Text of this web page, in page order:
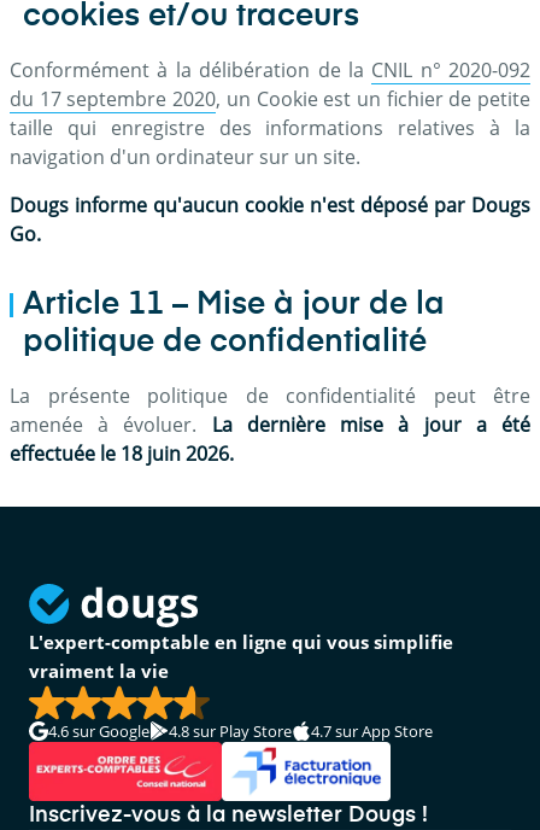
cookies et/ou traceurs
Conformément à la délibération de la CNIL n° 2020-092
du 17 septembre 2020, un Cookie est un fichier de petite
taille qui enregistre des informations relatives à la
navigation d'un ordinateur sur un site.
Dougs informe qu'aucun cookie n'est déposé par Dougs
Go.
Article 11 – Mise à jour de la
politique de confidentialité
La présente politique de confidentialité peut être
amenée à évoluer.
La dernière mise à jour a été
effectuée le 18 juin 2026.
L'expert-comptable en ligne qui vous simplifie
vraiment la vie
4.6sur Google 4.8sur Play Store 4.7sur App Store
Inscrivez-vous à la newsletter Dougs !